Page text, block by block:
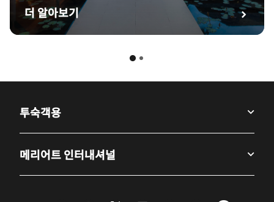
더 알아보기
투숙객용
메리어트 인터내셔널